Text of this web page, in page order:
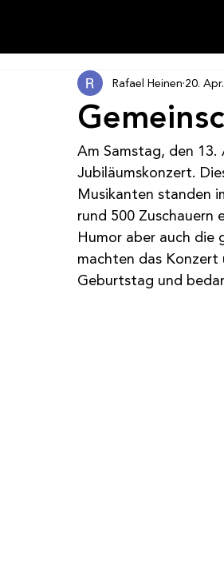
Rafael Heinen 20.
Am Samstag, den
Jubiläumskonzert.
Musikanten standen
rund 500 Zuschauern
Humor aber auch die
machten das Konzert
Geburtstag und